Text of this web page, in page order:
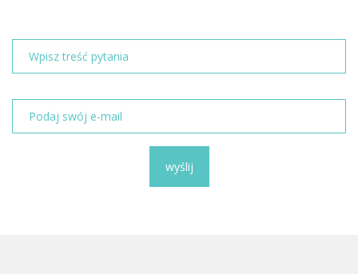
wyślij